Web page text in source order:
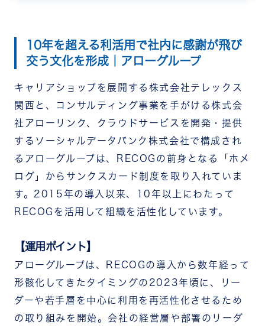
10年を超える利活用で社内に感謝が飛び
交う文化を形成｜アローグループ
キャリアショップを展開する株式会社テレックス
関西と、コンサルティング事業を手がける株式会
社アローリンク、クラウドサービスを開発・提供
するソーシャルデータバンク株式会社で構成され
るアローグループは、RECOGの前身となる「ホメ
ログ」からサンクスカード制度を取り入れていま
す。2015年の導入以来、10年以上にわたって
RECOGを活用して組織を活性化しています。
【運用ポイント】
アローグループは、RECOGの導入から数年経って
形骸化してきたタイミングの2023年頃に、リー
ダーや若手層を中心に利用を再活性化させるため
の取り組みを開始。会社の経営層や部署のリーダ